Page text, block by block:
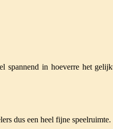
in hoeverre het
dus een heel fijne speelruimte.